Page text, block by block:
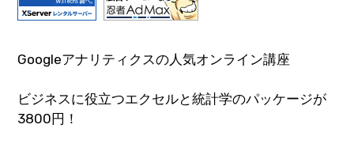
Googleアナリティクスの人気オンライン講座
ビジネスに役立つエクセルと統計学のパッケージが
3800円！